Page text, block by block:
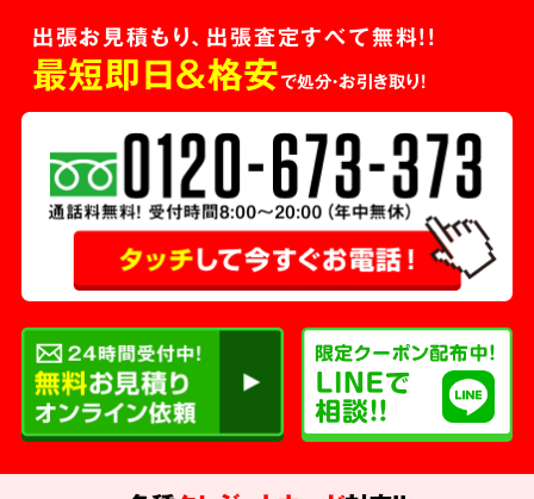
出張お見積もり、出張査定すべて無料!!
最短即日＆格安で処分・お引き取り！